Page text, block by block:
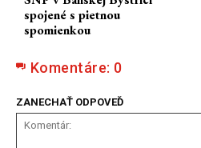
spojené s pietnou
spomienkou
Komentáre: 0
ZANECHAŤ ODPOVEĎ